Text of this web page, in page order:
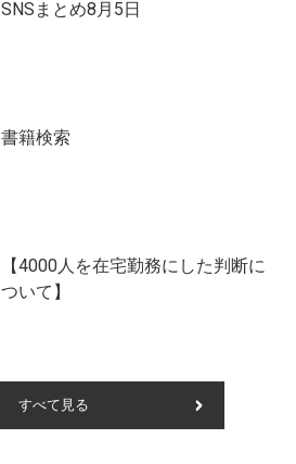
SNSまとめ8月5日
書籍検索
【4000人を在宅勤務にした判断に
ついて】
すべて見る